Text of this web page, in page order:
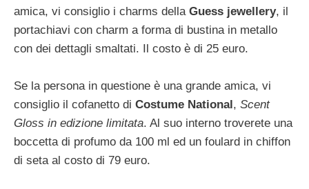
amica, vi consiglio i charms della Guess jewellery, il
portachiavi con charm a forma di bustina in metallo
con dei dettagli smaltati. Il costo è di 25 euro.
Se la persona in questione è una grande amica, vi
consiglio il cofanetto di Costume National, Scent
Gloss in edizione limitata. Al suo interno troverete una
boccetta di profumo da 100 ml ed un foulard in chiffon
di seta al costo di 79 euro.